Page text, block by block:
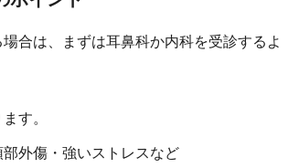
合は、まずは耳鼻科か内科を受診するよ
す。
外傷・強いストレスなど